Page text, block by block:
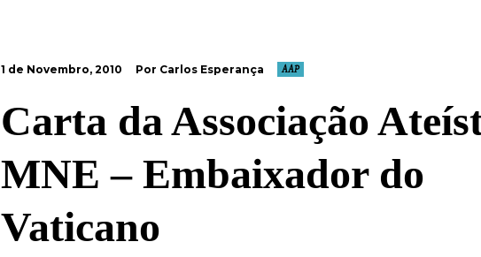
1 de Novembro, 2010 Por Carlos Esperança AAP
Carta da Associação
MNE – Embaixador do
Vaticano